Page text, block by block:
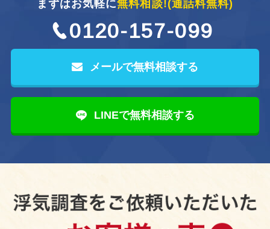
まずはお気軽に無料相談!(通話料無料)
0120-157-099
メールで無料相談する
LINEで無料相談する